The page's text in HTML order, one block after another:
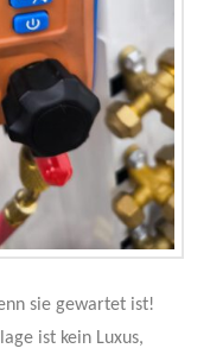
sie gewartet ist!
ist kein Luxus,